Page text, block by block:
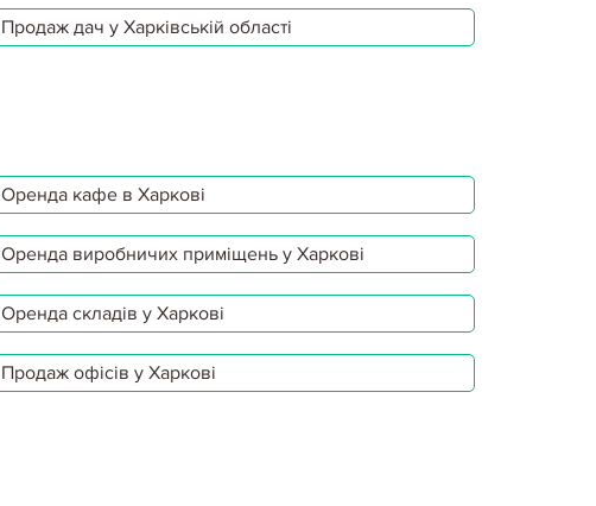
Продаж дач у Харківській області
Оренда кафе в Харкові
Оренда виробничих приміщень у Харкові
Оренда складів у Харкові
Продаж офісів у Харкові